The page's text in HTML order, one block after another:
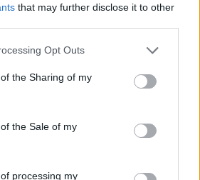
that may further disclose it to other
app uses one or more Google
or usage behaviour. You may click to
to Google and its third-party tags to
specified purposes in below Google
Opt Outs
the Sharing of my
the Sale of my
processing my